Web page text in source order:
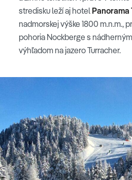
stredisku leží aj hotel Panorama
nadmorskej výške 1800 m.n.m.,
pohoria Nockberge s
výhľadom na jazero Turracher.